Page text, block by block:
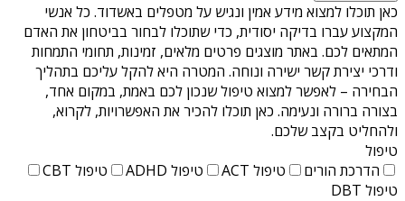
כאן תוכלו למצוא מידע אמין ונגיש על מטפלים באשדוד. כל אנשי
המקצוע עברו בדיקה יסודית, כדי שתוכלו לבחור בביטחון את האדם
המתאים לכם. באתר מוצגים פרטים מלאים, זמינות, תחומי התמחות
ודרכי יצירת קשר ישירה ונוחה. המטרה היא להקל עליכם בתהליך
הבחירה – לאפשר למצוא טיפול שנכון לכם באמת, במקום אחד,
בצורה ברורה ונעימה. כאן תוכלו להכיר את האפשרויות, לקרוא,
ולהחליט בקצב שלכם.
טיפול
הדרכת הורים
טיפול ACT טיפול ADHD
טיפול CBT
טיפול DBT